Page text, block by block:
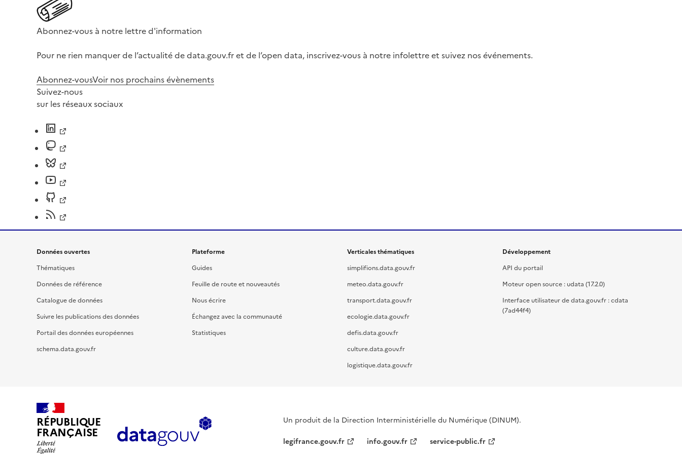
Abonnez-vous à notre lettre d'information
Pour ne rien manquer de l’actualité de data.gouv.fr et de l’open data, inscrivez-vous à notre infolettre et suivez nos événements.
Abonnez-vousVoir nos prochains évènements
Suivez-nous
sur les réseaux sociaux
Données ouvertes
Thématiques
Données de référence
Catalogue de données
Suivre les publications des données
Portail des données européennes
schema.data.gouv.fr
Plateforme
Guides
Feuille de route et nouveautés
Nous écrire
Échangez avec la communauté
Statistiques
Verticales thématiques
simplifions.data.gouv.fr
meteo.data.gouv.fr
transport.data.gouv.fr
ecologie.data.gouv.fr
defis.data.gouv.fr
culture.data.gouv.fr
logistique.data.gouv.fr
Développement
API du portail
Moteur open source : udata (17.2.0)
Interface utilisateur de data.gouv.fr : cdata
(7ad44f4)
RÉPUBLIQUE
FRANÇAISE
Un produit de la Direction Interministérielle du Numérique (DINUM).
legifrance.gouv.fr
info.gouv.fr service-public.fr